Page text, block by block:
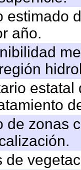
estimado
año.
de zonas
de